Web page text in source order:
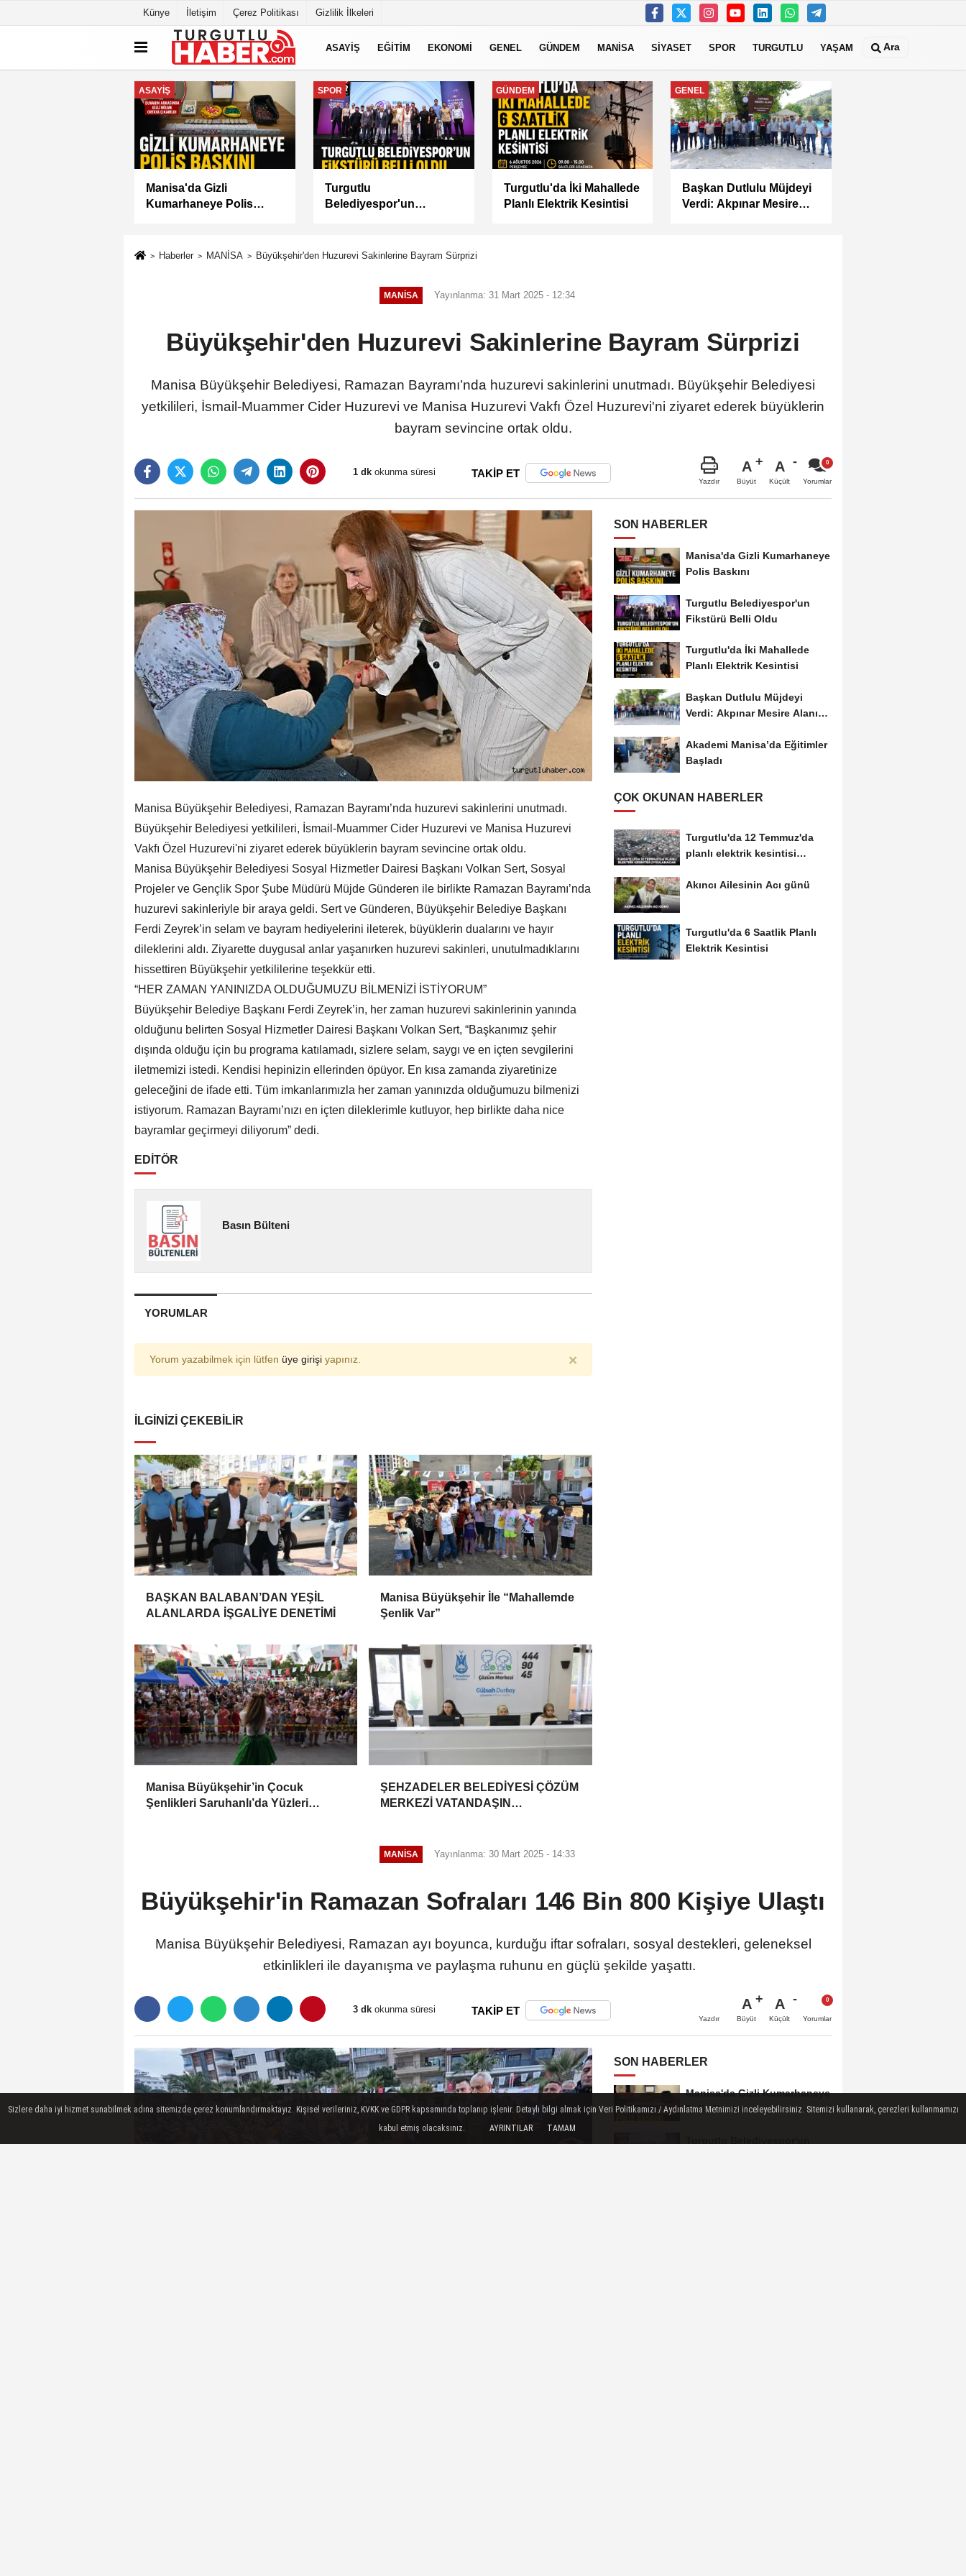
Künye İletişim Çerez Politikası Gizlilik İlkeleri
ASAYİŞ EĞİTİM EKONOMİ GENEL GÜNDEM MANİSA SİYASET SPOR TURGUTLU YAŞAM Ara
GÜNDEM
Akademi Manisa’da
Eğitimler Başladı
MANİSA
BAŞKAN
BALABAN’DAN YEŞİL
MANİSA
Manisa Büyükşehir İle
“Mahallemde Şenlik Var”
MANİSA
Manisa Büyükşehir’in
Çocuk Şenlikleri
Haberler MANİSA Büyükşehir'den Huzurevi Sakinlerine Bayram Sürprizi
MANİSA Yayınlanma: 31 Mart 2025 - 12:34
Büyükşehir'den Huzurevi Sakinlerine Bayram Sürprizi
Manisa Büyükşehir Belediyesi, Ramazan Bayramı’nda huzurevi sakinlerini unutmadı. Büyükşehir Belediyesi
yetkilileri, İsmail-Muammer Cider Huzurevi ve Manisa Huzurevi Vakfı Özel Huzurevi'ni ziyaret ederek büyüklerin
bayram sevincine ortak oldu.
1 dk okunma süresi TAKİP ET
Yazdır
A
Büyüt
A
Küçült Yorumlar
Manisa Büyükşehir Belediyesi, Ramazan Bayramı’nda huzurevi sakinlerini unutmadı.
Büyükşehir Belediyesi yetkilileri, İsmail-Muammer Cider Huzurevi ve Manisa Huzurevi
Vakfı Özel Huzurevi'ni ziyaret ederek büyüklerin bayram sevincine ortak oldu.
Manisa Büyükşehir Belediyesi Sosyal Hizmetler Dairesi Başkanı Volkan Sert, Sosyal
Projeler ve Gençlik Spor Şube Müdürü Müjde Günderen ile birlikte Ramazan Bayramı’nda
huzurevi sakinleriyle bir araya geldi. Sert ve Günderen, Büyükşehir Belediye Başkanı
Ferdi Zeyrek’in selam ve bayram hediyelerini ileterek, büyüklerin dualarını ve hayır
dileklerini aldı. Ziyarette duygusal anlar yaşanırken huzurevi sakinleri, unutulmadıklarını
hissettiren Büyükşehir yetkililerine teşekkür etti.
“HER ZAMAN YANINIZDA OLDUĞUMUZU BİLMENİZİ İSTİYORUM”
Büyükşehir Belediye Başkanı Ferdi Zeyrek’in, her zaman huzurevi sakinlerinin yanında
olduğunu belirten Sosyal Hizmetler Dairesi Başkanı Volkan Sert, “Başkanımız şehir
dışında olduğu için bu programa katılamadı, sizlere selam, saygı ve en içten sevgilerini
iletmemizi istedi. Kendisi hepinizin ellerinden öpüyor. En kısa zamanda ziyaretinize
geleceğini de ifade etti. Tüm imkanlarımızla her zaman yanınızda olduğumuzu bilmenizi
istiyorum. Ramazan Bayramı’nızı en içten dileklerimle kutluyor, hep birlikte daha nice
bayramlar geçirmeyi diliyorum” dedi.
EDİTÖR
Basın Bülteni
YORUMLAR
Yorum yazabilmek için lütfen üye girişi yapınız. ×
İLGINIZI ÇEKEBILIR
BAŞKAN BALABAN’DAN YEŞİL
ALANLARDA İŞGALİYE DENETİMİ
Manisa Büyükşehir İle “Mahallemde
Şenlik Var”
Manisa Büyükşehir’in Çocuk
Şenlikleri Saruhanlı’da Yüzleri
ŞEHZADELER BELEDİYESİ ÇÖZÜM
MERKEZİ VATANDAŞIN
SON HABERLER
Manisa'da Gizli Kumarhaneye
Polis Baskını
Turgutlu Belediyespor'un
Fikstürü Belli Oldu
Turgutlu'da İki Mahallede
Planlı Elektrik Kesintisi
Başkan Dutlulu Müjdeyi
Verdi: Akpınar Mesire Alanı
Akademi Manisa’da Eğitimler
Başladı
ÇOK OKUNAN HABERLER
Turgutlu'da 12 Temmuz'da
planlı elektrik kesintisi
Akıncı Ailesinin Acı günü
Turgutlu'da 6 Saatlik Planlı
Elektrik Kesintisi
MANİSA Yayınlanma: 30 Mart 2025 - 14:33
Büyükşehir'in Ramazan Sofraları 146 Bin 800 Kişiye Ulaştı
Manisa Büyükşehir Belediyesi, Ramazan ayı boyunca, kurduğu iftar sofraları, sosyal destekleri, geleneksel
etkinlikleri ile dayanışma ve paylaşma ruhunu en güçlü şekilde yaşattı.
3 dk okunma süresi TAKİP ET
Yazdır
A
Büyüt
A
Küçült Yorumlar
SON HABERLER
Manisa'da Gizli Kumarhaneye
Polis Baskını
Sizlere daha iyi hizmet sunabilmek adına sitemizde çerez konumlandırmaktayız. Kişisel verileriniz, KVKK ve GDPR kapsamında toplanıp işlenir. Detaylı bilgi almak için Veri Politikamızı / Aydınlatma Metnimizi inceleyebilirsiniz. Sitemizi kullanarak, çerezleri kullanmamızı
kabul etmiş olacaksınız.
AYRINTILAR TAMAM